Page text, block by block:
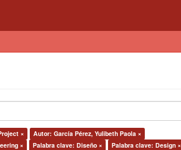
×
Autor: García Pérez, Yulibeth Paola ×
× Palabra clave: Diseño × Palabra clave: Design ×